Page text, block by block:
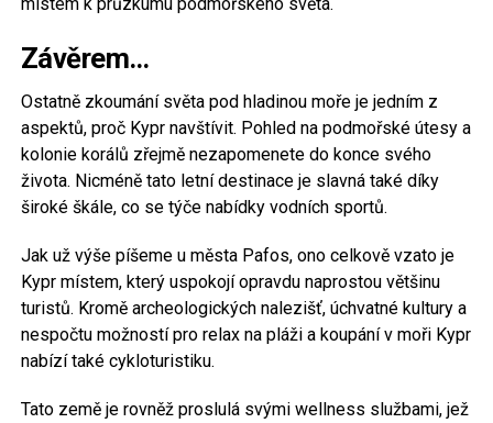
Závěrem…
Ostatně zkoumání světa pod hladinou moře je jedním z
aspektů, proč Kypr navštívit. Pohled na podmořské útesy a
kolonie korálů zřejmě nezapomenete do konce svého
života. Nicméně tato letní destinace je slavná také díky
široké škále, co se týče nabídky vodních sportů.
Jak už výše píšeme u města Pafos, ono celkově vzato je
Kypr místem, který uspokojí opravdu naprostou většinu
turistů. Kromě archeologických nalezišť, úchvatné kultury a
nespočtu možností pro relax na pláži a koupání v moři Kypr
nabízí také cykloturistiku.
Tato země je rovněž proslulá svými wellness službami, jež